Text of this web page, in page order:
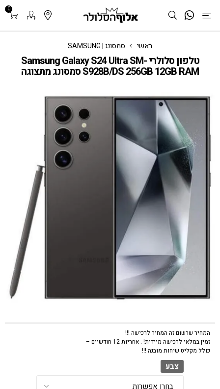
0
ראשי סמסונג | SAMSUNG
טלפון סלולרי Samsung Galaxy S24 Ultra SM-
S928B/DS 256GB 12GB RAM סמסונג מתצוגה
המחיר שרשום זה המחיר לרכישה !!!
זמין במלאי לרכישה מיידית! . אחריות 12 חודשיים –
כולל מקליט שיחות מובנה !!!
צבע